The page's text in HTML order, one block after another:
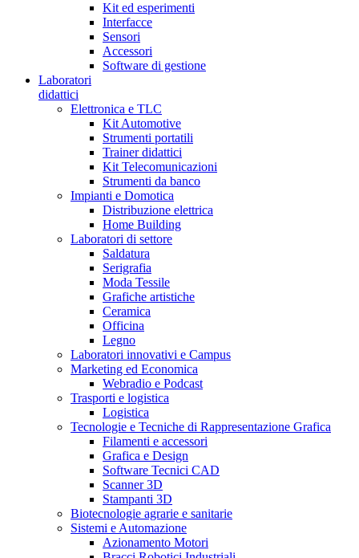
Kit ed esperimenti
Interfacce
Sensori
Accessori
Software di gestione
Laboratori
didattici
Elettronica e TLC
Kit Automotive
Strumenti portatili
Trainer didattici
Kit Telecomunicazioni
Strumenti da banco
Impianti e Domotica
Distribuzione elettrica
Home Building
Laboratori di settore
Saldatura
Serigrafia
Moda Tessile
Grafiche artistiche
Ceramica
Officina
Legno
Laboratori innovativi e Campus
Marketing ed Economica
Webradio e Podcast
Trasporti e logistica
Logistica
Tecnologie e Tecniche di Rappresentazione Grafica
Filamenti e accessori
Grafica e Design
Software Tecnici CAD
Scanner 3D
Stampanti 3D
Biotecnologie agrarie e sanitarie
Sistemi e Automazione
Azionamento Motori